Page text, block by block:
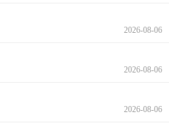
2026-08-06
2026-08-06
2026-08-06